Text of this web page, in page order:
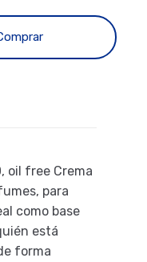
oil free Crema
para
como base
está
forma